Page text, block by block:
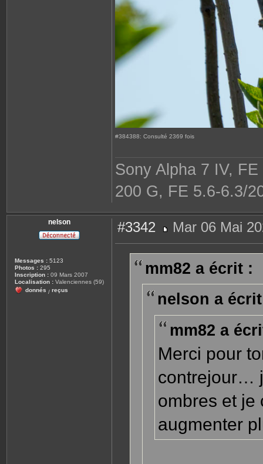
#384388: Consulté 2369 fois
Sony Alpha 7 IV,
200 G, FE 5.6-6.3/
nelson
Messages : 5123
Photos : 295
Inscription : 09 Mars 2007
Localisation : Valenciennes (59)
donnés / reçus
#3342
e
Mar 06 Mai
mm82 a écrit :
nelson a
mm82 a
Merci pour
contrejour…
ombres et je
augmenter